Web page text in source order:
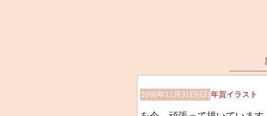
2006年12月31日(日)年賀イラスト